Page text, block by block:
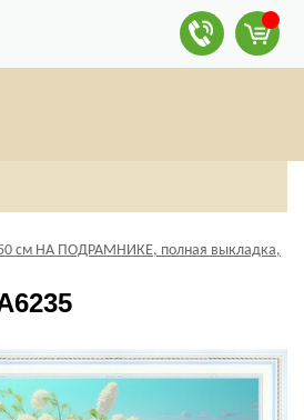
см НА ПОДРАМНИКЕ, полная выкладка,